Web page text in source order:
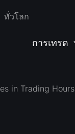
ทั่วโลก
การเทรด
in Trading